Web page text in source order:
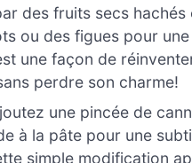
des fruits secs hachés
ou des figues pour
une façon de
perdre son charme!
une pincée de
à la pâte pour une
simple modification